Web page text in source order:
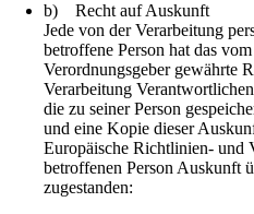
b) Recht auf Auskunft
Jede von der Verarbeitung
betroffene Person hat das
Verordnungsgeber gewährte
Verarbeitung
die zu seiner Person
und eine Kopie dieser
Europäische Richtlinien- und
betroffenen Person Auskunft
zugestanden: